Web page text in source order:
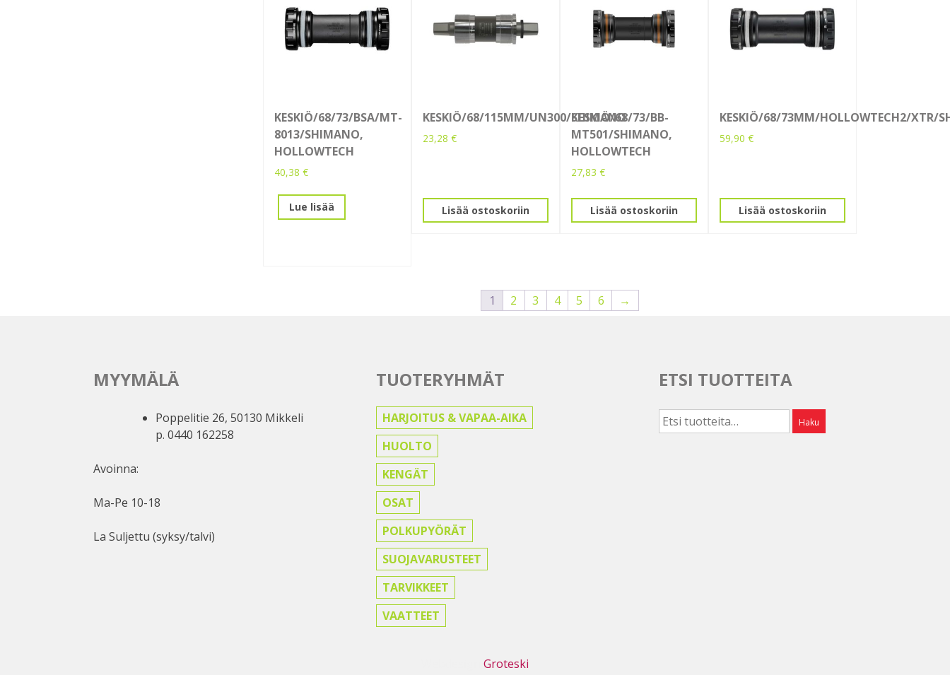
KESKIÖ/68/73/BSA/MT-
8013/SHIMANO,
HOLLOWTECH
40,38 €
Lue lisää
KESKIÖ/68/115MM/UN300/SHIMANO
23,28 €
Lisää ostoskoriin
KESKIÖ/68/73/BB-
MT501/SHIMANO,
HOLLOWTECH
27,83 €
Lisää ostoskoriin
KESKIÖ/68/73MM/HOLLOWTECH2/XTR/
59,90 €
Lisää ostoskoriin
1 2 3 4 5 6 →
MYYMÄLÄ
Poppelitie 26, 50130 Mikkeli
p. 0440 162258
Avoinna:
Ma-Pe 10-18
La Suljettu (syksy/talvi)
TUOTERYHMÄT
HARJOITUS & VAPAA-AIKA
HUOLTO
KENGÄT
OSAT
POLKUPYÖRÄT
SUOJAVARUSTEET
TARVIKKEET
VAATTEET
ETSI TUOTTEITA
Etsi: Haku
Groteski